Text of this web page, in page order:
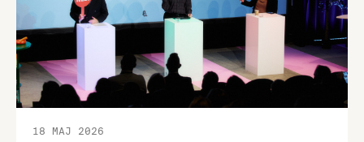
18 MAJ 2026